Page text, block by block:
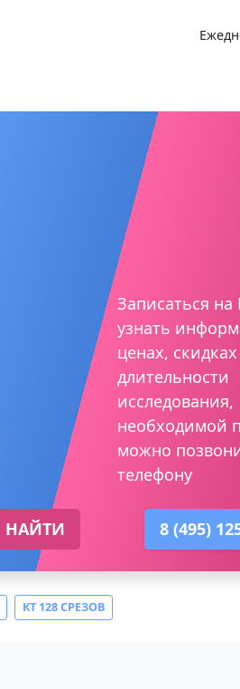
НАЙТИ
Записаться на
узнать
ценах,
длительности
исследования,
необходимой
можно
телефону
8 (495)
КТ 128 СРЕЗОВ